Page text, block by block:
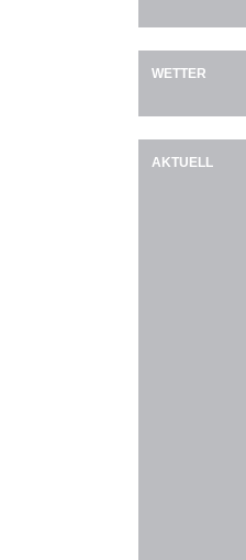
WETTER
AKTUELL